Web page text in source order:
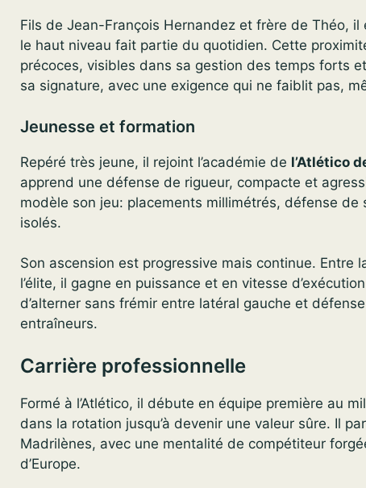
Fils de Jean-François Hernandez et frère de Théo,
le haut niveau fait partie du quotidien. Cette
précoces, visibles dans sa gestion des temps forts
sa signature, avec une exigence qui ne faiblit pas,
Jeunesse et formation
Repéré très jeune, il rejoint l’académie de l’Atlético
apprend une défense de rigueur, compacte et
modèle son jeu: placements millimétrés, défense de
isolés.
Son ascension est progressive mais continue. Entre
l’élite, il gagne en puissance et en vitesse
d’alterner sans frémir entre latéral gauche et
entraîneurs.
Carrière professionnelle
Formé à l’Atlético, il débute en équipe première au
dans la rotation jusqu’à devenir une valeur sûre. Il
Madrilènes, avec une mentalité de compétiteur
d’Europe.